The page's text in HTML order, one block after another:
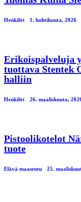
Henkilöt 1. huhtikuuta, 2026
Erikoispalveluja
tuottava Stentek
halliin
Henkilöt 26. maaliskuuta,
Pistoolikotelot
tuote
Elävä maaseutu 25.